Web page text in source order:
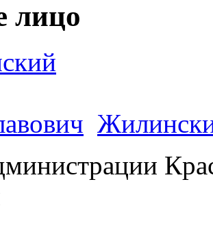
лицо